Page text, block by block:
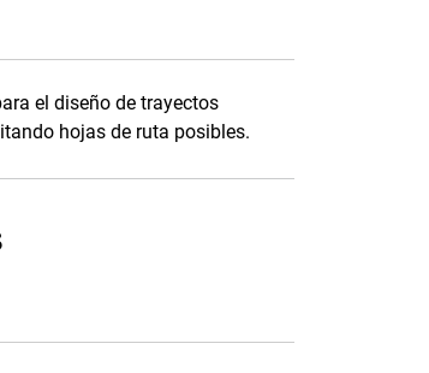
el diseño de trayectos
hojas de ruta posibles.